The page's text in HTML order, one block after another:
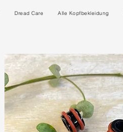
Dread Care Alle Kopfbekleidung